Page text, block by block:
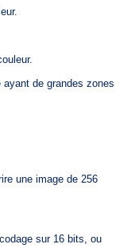
de grandes zones
une image de 256
sur 16 bits, ou